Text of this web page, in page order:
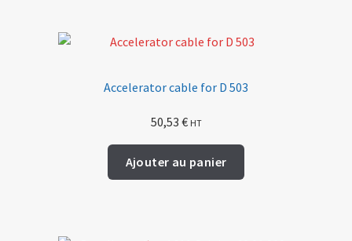
Accelerator cable for D 503
50,53 € HT
Ajouter au panier